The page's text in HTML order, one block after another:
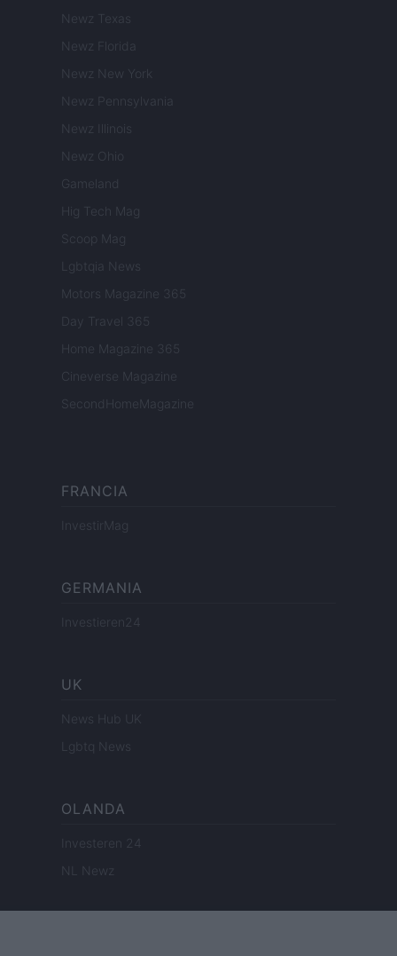
Newz Texas
Newz Florida
Newz New York
Newz Pennsylvania
Newz Illinois
Newz Ohio
Gameland
Hig Tech Mag
Scoop Mag
Lgbtqia News
Motors Magazine 365
Day Travel 365
Home Magazine 365
Cineverse Magazine
SecondHomeMagazine
FRANCIA
InvestirMag
GERMANIA
Investieren24
UK
News Hub UK
Lgbtq News
OLANDA
Investeren 24
NL Newz